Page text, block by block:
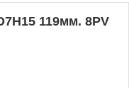
119мм. 8PV